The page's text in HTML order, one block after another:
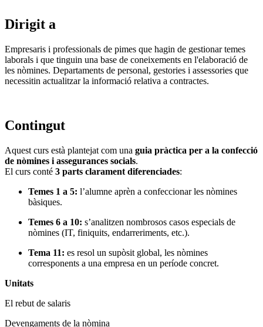
Dirigit a
Empresaris i professionals de pimes que hagin de gestionar temes
laborals i que tinguin una base de coneixements en l'elaboració de
les nòmines. Departaments de personal, gestories i assessories que
necessitin actualitzar la informació relativa a contractes.
Contingut
Aquest curs està plantejat com una guia pràctica per a la confecció
de nòmines i assegurances socials.
El curs conté 3 parts clarament diferenciades:
Temes 1 a 5: l’alumne aprèn a confeccionar les nòmines
bàsiques.
Temes 6 a 10: s’analitzen nombrosos casos especials de
nòmines (IT, finiquits, endarreriments, etc.).
Tema 11: es resol un supòsit global, les nòmines
corresponents a una empresa en un període concret.
Unitats
El rebut de salaris
Devengaments de la nòmina